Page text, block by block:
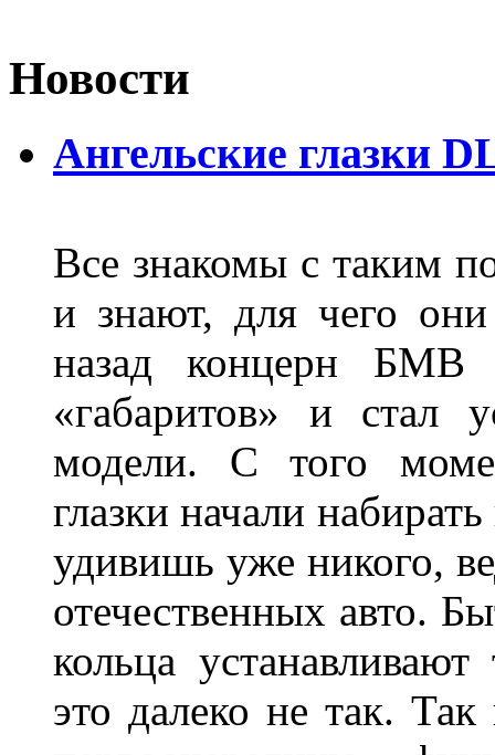
Новости
Ангельские глазки
Все знакомы с таким
и знают, для чего
назад концерн БМВ
«габаритов» и стал
модели. С того
глазки начали
удивишь уже никого,
отечественных авто.
кольца
это далеко не так. Так